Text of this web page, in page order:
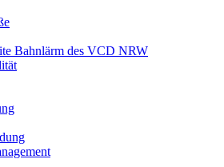
Bahnlärm des VCD NRW